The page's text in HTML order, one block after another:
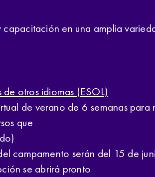
en una amplia
otros idiomas (ESOL)
de verano de 6 semanas para
que
campamento serán del 15 de
se abrirá pronto